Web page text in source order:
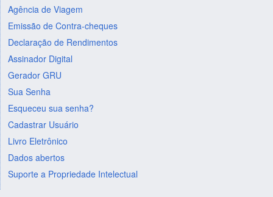
Agência de Viagem
Emissão de Contra-cheques
Declaração de Rendimentos
Assinador Digital
Gerador GRU
Sua Senha
Esqueceu sua senha?
Cadastrar Usuário
Livro Eletrônico
Dados abertos
Suporte a Propriedade Intelectual